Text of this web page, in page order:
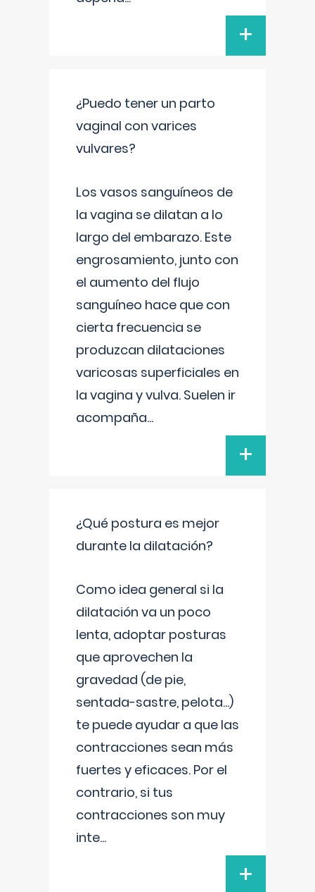
+
¿Puedo tener un parto
vaginal con varices
vulvares?
Los vasos sanguíneos de
la vagina se dilatan a lo
largo del embarazo. Este
engrosamiento, junto con
el aumento del flujo
sanguíneo hace que con
cierta frecuencia se
produzcan dilataciones
varicosas superficiales en
la vagina y vulva. Suelen ir
acompaña...
+
¿Qué postura es mejor
durante la dilatación?
Como idea general si la
dilatación va un poco
lenta, adoptar posturas
que aprovechen la
gravedad (de pie,
sentada-sastre, pelota...)
te puede ayudar a que las
contracciones sean más
fuertes y eficaces. Por el
contrario, si tus
contracciones son muy
inte...
+